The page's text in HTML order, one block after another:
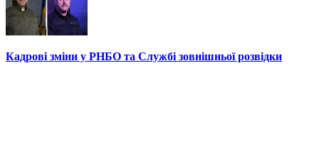
Кадрові зміни у РНБО та Службі зовнішньої розвідки